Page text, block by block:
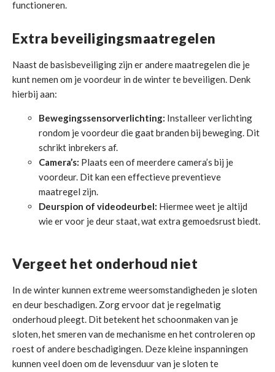
functioneren.
Extra beveiligingsmaatregelen
Naast de basisbeveiliging zijn er andere maatregelen die je
kunt nemen om je voordeur in de winter te beveiligen. Denk
hierbij aan:
Bewegingssensorverlichting: Installeer verlichting
rondom je voordeur die gaat branden bij beweging. Dit
schrikt inbrekers af.
Camera’s: Plaats een of meerdere camera’s bij je
voordeur. Dit kan een effectieve preventieve
maatregel zijn.
Deurspion of videodeurbel: Hiermee weet je altijd
wie er voor je deur staat, wat extra gemoedsrust biedt.
Vergeet het onderhoud niet
In de winter kunnen extreme weersomstandigheden je sloten
en deur beschadigen. Zorg ervoor dat je regelmatig
onderhoud pleegt. Dit betekent het schoonmaken van je
sloten, het smeren van de mechanisme en het controleren op
roest of andere beschadigingen. Deze kleine inspanningen
kunnen veel doen om de levensduur van je sloten te